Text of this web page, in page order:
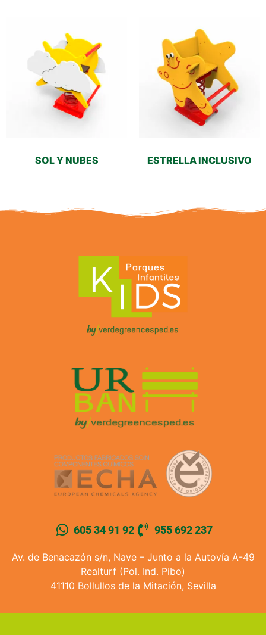
SOL Y NUBES ESTRELLA INCLUSIVO
605 34 91 92 955 692 237
Av. de Benacazón s/n, Nave – Junto a la Autovía A-49
Realturf (Pol. Ind. Pibo)
41110 Bollullos de la Mitación, Sevilla